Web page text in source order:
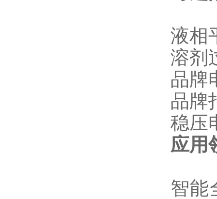
液相
溶剂
品牌
品牌
稳压
应用
智能